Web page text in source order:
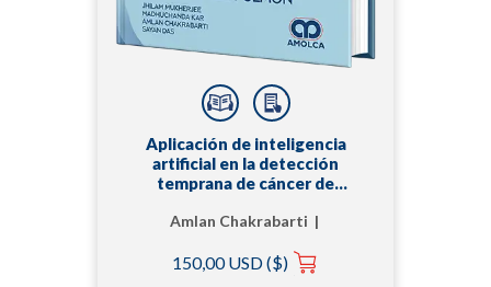
Aplicación de inteligencia
artificial en la detección
temprana de cáncer de
Amlan Chakrabarti |
Madhuchanda Kar |
150,00 USD ($)